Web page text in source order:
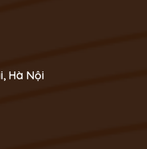
Hà Nội